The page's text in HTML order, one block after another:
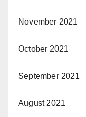
November 2021
October 2021
September 2021
August 2021